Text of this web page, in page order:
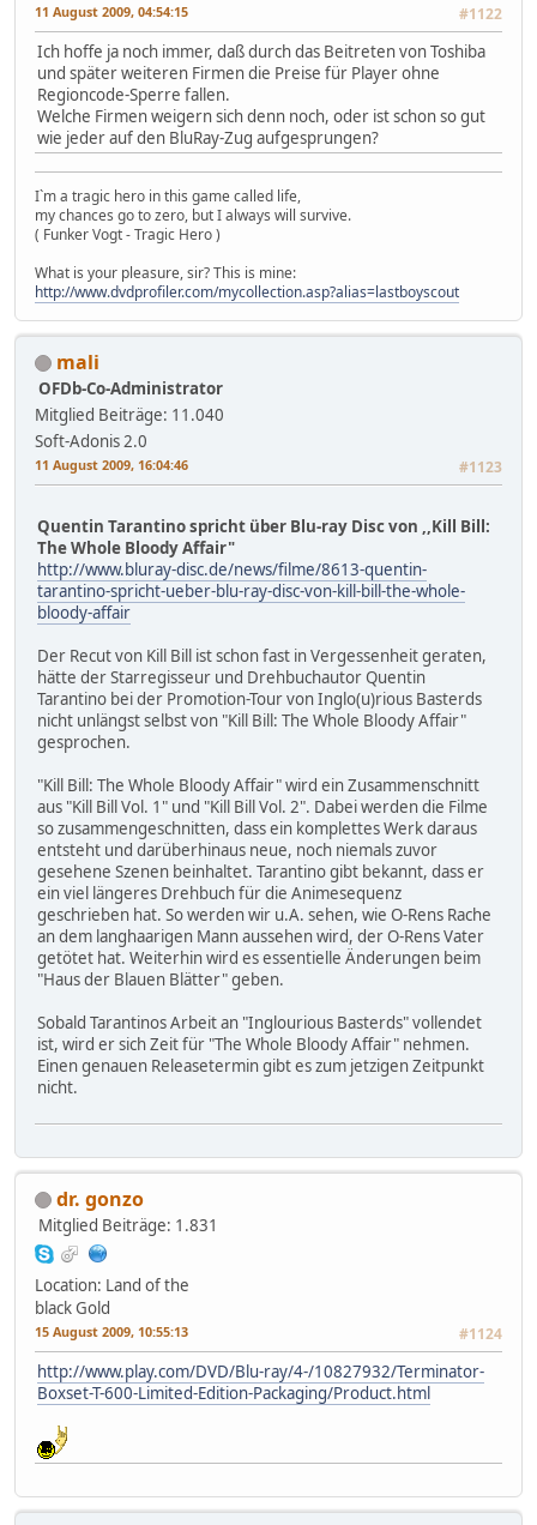
11 August 2009, 04:54:15 #1122
Ich hoffe ja noch immer, daß durch das Beitreten von Toshiba
und später weiteren Firmen die Preise für Player ohne
Regioncode-Sperre fallen.
Welche Firmen weigern sich denn noch, oder ist schon so gut
wie jeder auf den BluRay-Zug aufgesprungen?
I`m a tragic hero in this game called life,
my chances go to zero, but I always will survive.
( Funker Vogt - Tragic Hero )
What is your pleasure, sir? This is mine:
http://www.dvdprofiler.com/mycollection.asp?alias=lastboyscout
mali
OFDb-Co-Administrator
Mitglied Beiträge: 11.040
Soft-Adonis 2.0
11 August 2009, 16:04:46 #1123
Quentin Tarantino spricht über Blu-ray Disc von ,,Kill Bill:
The Whole Bloody Affair"
http://www.bluray-disc.de/news/filme/8613-quentin-
tarantino-spricht-ueber-blu-ray-disc-von-kill-bill-the-whole-
bloody-affair
Der Recut von Kill Bill ist schon fast in Vergessenheit geraten,
hätte der Starregisseur und Drehbuchautor Quentin
Tarantino bei der Promotion-Tour von Inglo(u)rious Basterds
nicht unlängst selbst von "Kill Bill: The Whole Bloody Affair"
gesprochen.
"Kill Bill: The Whole Bloody Affair" wird ein Zusammenschnitt
aus "Kill Bill Vol. 1" und "Kill Bill Vol. 2". Dabei werden die Filme
so zusammengeschnitten, dass ein komplettes Werk daraus
entsteht und darüberhinaus neue, noch niemals zuvor
gesehene Szenen beinhaltet. Tarantino gibt bekannt, dass er
ein viel längeres Drehbuch für die Animesequenz
geschrieben hat. So werden wir u.A. sehen, wie O-Rens Rache
an dem langhaarigen Mann aussehen wird, der O-Rens Vater
getötet hat. Weiterhin wird es essentielle Änderungen beim
"Haus der Blauen Blätter" geben.
Sobald Tarantinos Arbeit an "Inglourious Basterds" vollendet
ist, wird er sich Zeit für "The Whole Bloody Affair" nehmen.
Einen genauen Releasetermin gibt es zum jetzigen Zeitpunkt
nicht.
dr. gonzo
Mitglied Beiträge: 1.831
Location: Land of the
black Gold
15 August 2009, 10:55:13 #1124
http://www.play.com/DVD/Blu-ray/4-/10827932/Terminator-
Boxset-T-600-Limited-Edition-Packaging/Product.html